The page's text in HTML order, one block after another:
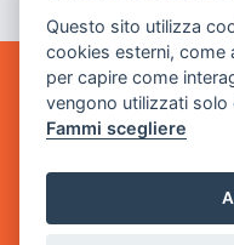
GAME WARP
BY POWER GAME SRL
Sede Legale
via Villaggio dei Platani,
- 25014 Castenedolo,
Questo sito utilizza
cookies esterni, come
per capire come
vengono utilizzati
Fammi scegliere